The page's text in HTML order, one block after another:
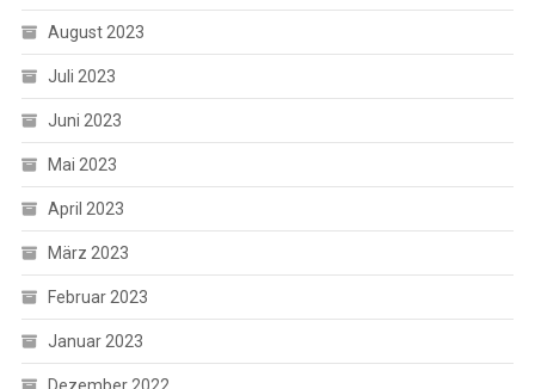
August 2023
Juli 2023
Juni 2023
Mai 2023
April 2023
März 2023
Februar 2023
Januar 2023